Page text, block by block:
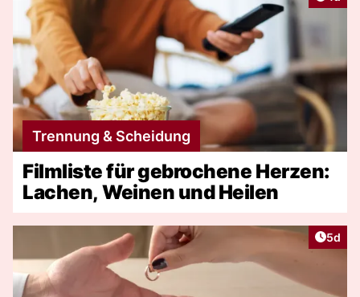
Trennung & Scheidung
Filmliste für gebrochene Herzen:
Lachen, Weinen und Heilen
5d